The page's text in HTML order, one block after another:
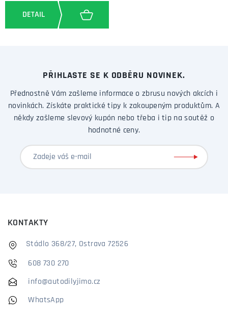
PŘIHLASTE SE K ODBĚRU NOVINEK.
Přednostně Vám zašleme informace o zbrusu nových akcích i
novinkách. Získáte praktické tipy k zakoupeným produktům. A
někdy zašleme slevový kupón nebo třeba i tip na soutěž o
hodnotné ceny.
KONTAKTY
Stádlo 368/27, Ostrava 72526
608 730 270
info@autodilyjimo.cz
WhatsApp